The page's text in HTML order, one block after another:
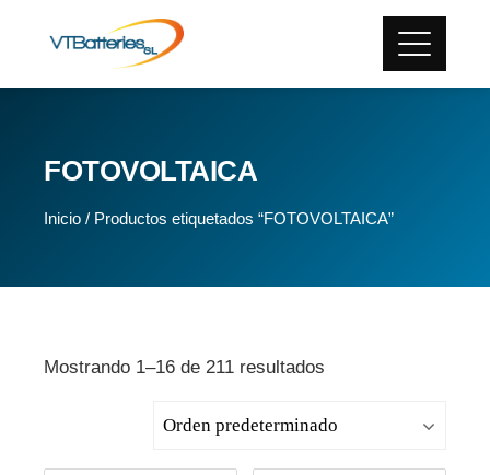
FOTOVOLTAICA
Inicio / Productos etiquetados “FOTOVOLTAICA”
Mostrando 1–16 de 211 resultados